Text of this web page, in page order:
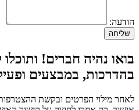
הודעה:
שליחה
בואו נהיה חברים!
בהדרכות, במבצעים
לאחר מילוי הפרטים ובקשת